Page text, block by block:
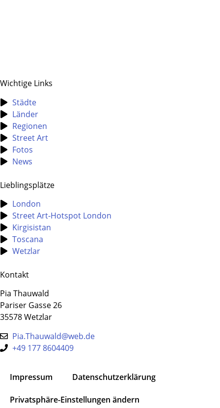
Wichtige Links
Städte
Länder
Regionen
Street Art
Fotos
News
Lieblingsplätze
London
Street Art-Hotspot London
Kirgisistan
Toscana
Wetzlar
Kontakt
Pia Thauwald
Pariser Gasse 26
35578 Wetzlar
Pia.Thauwald@web.de
+49 177 8604409
Impressum Datenschutz­erklärung
Privatsphäre-Einstellungen ändern